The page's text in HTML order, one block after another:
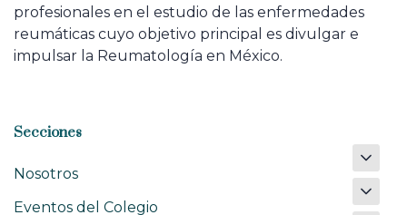
profesionales en el estudio de las enfermedades
reumáticas cuyo objetivo principal es divulgar e
impulsar la Reumatología en México.
Secciones
Nosotros
Eventos del Colegio